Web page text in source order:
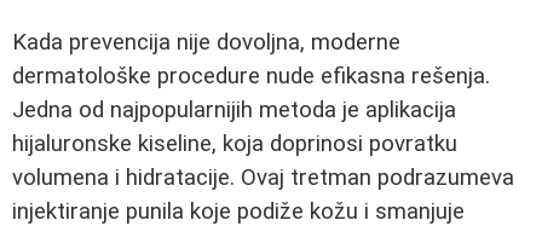
Kada prevencija nije dovoljna, moderne
dermatološke procedure nude efikasna rešenja.
Jedna od najpopularnijih metoda je aplikacija
hijaluronske kiseline, koja doprinosi povratku
volumena i hidratacije. Ovaj tretman podrazumeva
injektiranje punila koje podiže kožu i smanjuje